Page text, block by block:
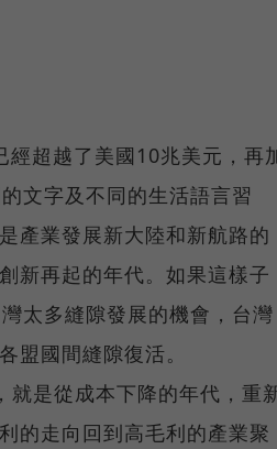
經超越了美國10兆美元，再
文字及不同的生活語言習
產業發展新大陸和新航路的
新再起的年代。如果這樣子
太多縫隙發展的機會，台灣
盟國間縫隙復活。
就是從成本下降的年代，重
的走向回到高毛利的產業聚